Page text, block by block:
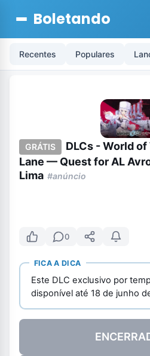
Boletando
Recentes Populares
GRÁTIS
DLCs - World
Lane — Quest for AL
Lima #anúncio
0
FICA A DICA
Este DLC exclusivo por
disponível até 18 de junho